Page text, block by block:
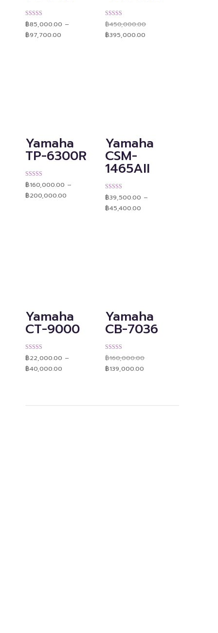
ให้คะแนน
4.91
ตั้งแต่ 1-5
คะแนน
฿85,000.00 –
฿97,700.00range:
ให้คะแนน
4.92
ตั้งแต่ 1-5
คะแนน
฿450,000.00price
฿395,000.00
Yamaha
TP-6300R
ให้คะแนน
4.92
ตั้งแต่ 1-5
คะแนน
฿160,000.00 –
฿200,000.00range:
฿160,000.00
Yamaha
CSM-
1465AII
ให้คะแนน
4.89
ตั้งแต่ 1-5
คะแนน
฿39,500.00 –
฿45,400.00
Yamaha
CT-9000
ให้คะแนน
4.93
ตั้งแต่ 1-5
คะแนน
฿22,000.00 –
฿40,000.00range:
Yamaha
CB-7036
ให้คะแนน
4.91
ตั้งแต่ 1-5
คะแนน
฿160,000.00price
฿139,000.00